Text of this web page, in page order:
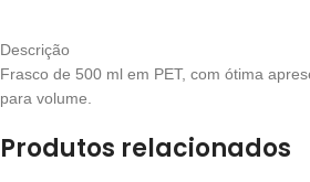
Descrição
Frasco de 500 ml em PET, com ótima
para volume.
Produtos relacionados